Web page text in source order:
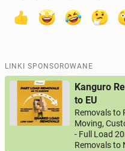
LINKI SPONSOROWANE
Kanguro
to EU
Removals to
Moving,
- Full Load
Removals to